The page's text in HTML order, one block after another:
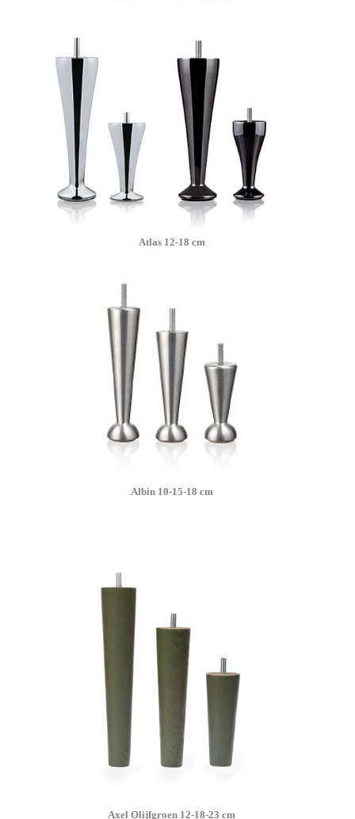
Atlas 12-18 cm
Albin 10-15-18 cm
Axel Olijfgroen 12-18-23 cm